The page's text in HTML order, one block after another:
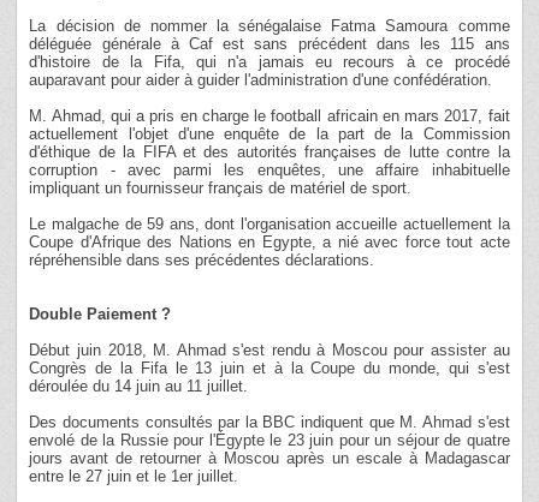
La décision de nommer la sénégalaise Fatma Samoura comme
déléguée générale à Caf est sans précédent dans les 115 ans
d'histoire de la Fifa, qui n'a jamais eu recours à ce procédé
auparavant pour aider à guider l'administration d'une confédération.
M. Ahmad, qui a pris en charge le football africain en mars 2017, fait
actuellement l'objet d'une enquête de la part de la Commission
d'éthique de la FIFA et des autorités françaises de lutte contre la
corruption - avec parmi les enquêtes, une affaire inhabituelle
impliquant un fournisseur français de matériel de sport.
Le malgache de 59 ans, dont l'organisation accueille actuellement la
Coupe d'Afrique des Nations en Egypte, a nié avec force tout acte
répréhensible dans ses précédentes déclarations.
Double Paiement ?
Début juin 2018, M. Ahmad s'est rendu à Moscou pour assister au
Congrès de la Fifa le 13 juin et à la Coupe du monde, qui s'est
déroulée du 14 juin au 11 juillet.
Des documents consultés par la BBC indiquent que M. Ahmad s'est
envolé de la Russie pour l'Égypte le 23 juin pour un séjour de quatre
jours avant de retourner à Moscou après un escale à Madagascar
entre le 27 juin et le 1er juillet.